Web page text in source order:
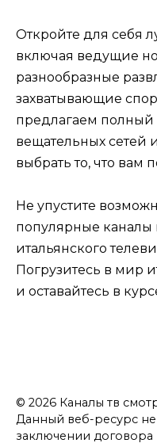
Откройте для себя
включая ведущие
разнообразные
захватывающие
предлагаем полный
вещательных сетей
выбрать то, что вам
Не упустите
популярные
итальянского
Погрузитесь в мир
и оставайтесь в
© 2026 Каналы тв
Данный веб-ресурс
заключении